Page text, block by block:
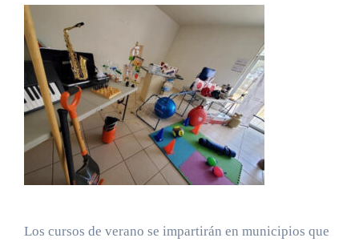
Los cursos de verano se impartirán en municipios que